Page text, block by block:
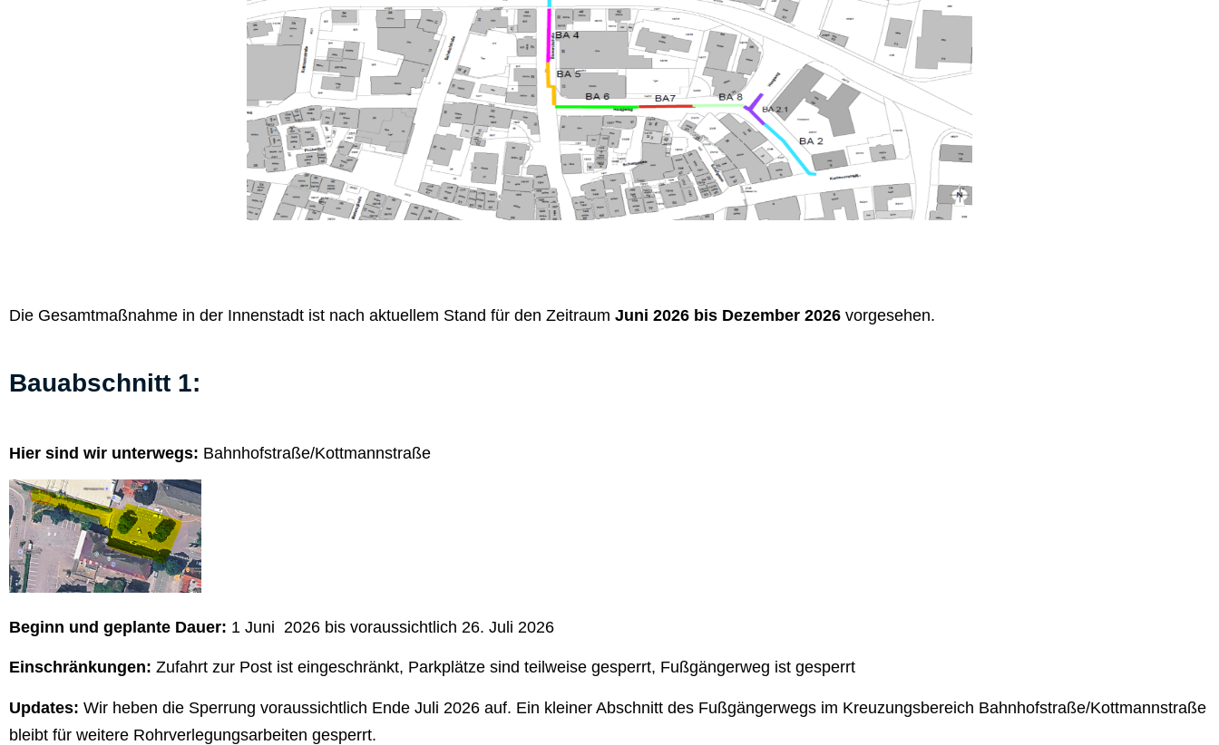
Die Gesamtmaßnahme in der Innenstadt ist nach aktuellem Stand für den Zeitraum Juni 2026 bis Dezember 2026 vorgesehen.
Bauabschnitt 1:
Hier sind wir unterwegs: Bahnhofstraße/Kottmannstraße
Beginn und geplante Dauer: 1 Juni 2026 bis voraussichtlich 26. Juli 2026
Einschränkungen: Zufahrt zur Post ist eingeschränkt, Parkplätze sind teilweise gesperrt, Fußgängerweg ist gesperrt
Updates: Wir heben die Sperrung voraussichtlich Ende Juli 2026 auf. Ein kleiner Abschnitt des Fußgängerwegs im Kreuzungsbereich Bahnhofstraße/Kottmannstraße
bleibt für weitere Rohrverlegungsarbeiten gesperrt.